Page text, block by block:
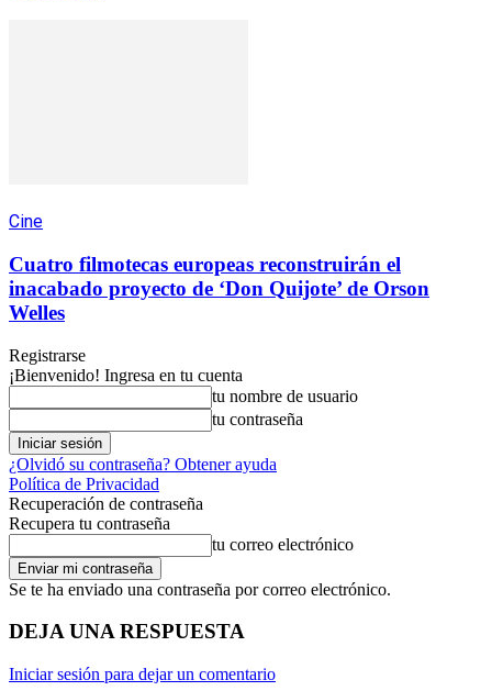
Cine
Cuatro filmotecas europeas reconstruirán el
inacabado proyecto de ‘Don Quijote’ de Orson
Welles
Registrarse
¡Bienvenido! Ingresa en tu cuenta
tu nombre de usuario
tu contraseña
¿Olvidó su contraseña? Obtener ayuda
Política de Privacidad
Recuperación de contraseña
Recupera tu contraseña
tu correo electrónico
Se te ha enviado una contraseña por correo electrónico.
DEJA UNA RESPUESTA
Iniciar sesión para dejar un comentario